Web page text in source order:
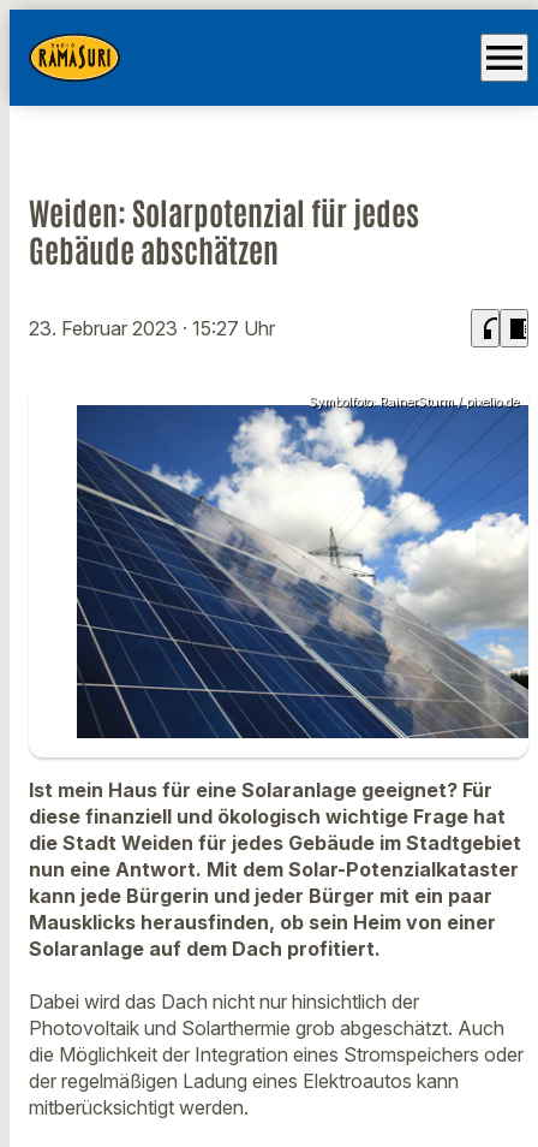
menu
Weiden: Solarpotenzial für jedes
Gebäude abschätzen
23. Februar 2023 · 15:27 Uhr headphones chrome_reader_mode
Symbolfoto: RainerSturm / pixelio.de
Ist mein Haus für eine Solaranlage geeignet? Für
diese finanziell und ökologisch wichtige Frage hat
die Stadt Weiden für jedes Gebäude im Stadtgebiet
nun eine Antwort. Mit dem Solar-Potenzialkataster
kann jede Bürgerin und jeder Bürger mit ein paar
Mausklicks herausfinden, ob sein Heim von einer
Solaranlage auf dem Dach profitiert.
Dabei wird das Dach nicht nur hinsichtlich der
Photovoltaik und Solarthermie grob abgeschätzt. Auch
die Möglichkeit der Integration eines Stromspeichers oder
der regelmäßigen Ladung eines Elektroautos kann
mitberücksichtigt werden.